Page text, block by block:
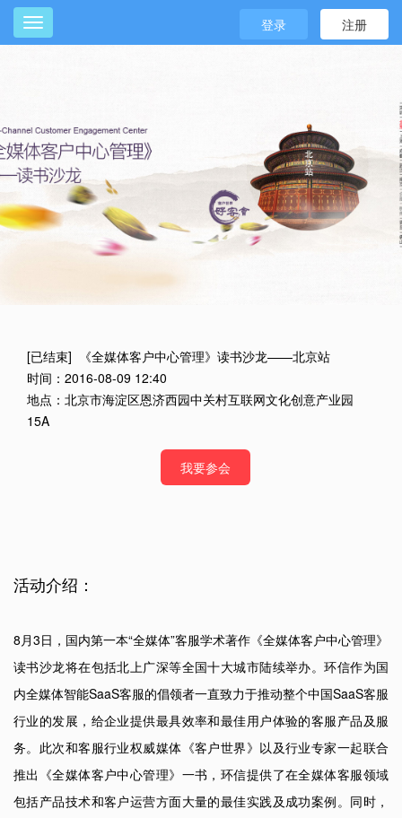
登录 注册
[已结束] 《全媒体客户中心管理》读书沙龙——北京站
时间：2016-08-09 12:40
地点：北京市海淀区恩济西园中关村互联网文化创意产业园
15A
我要参会
活动介绍：
8月3日，国内第一本“全媒体”客服学术著作《全媒体客户中心管理》
读书沙龙将在包括北上广深等全国十大城市陆续举办。环信作为国
内全媒体智能SaaS客服的倡领者一直致力于推动整个中国SaaS客服
行业的发展，给企业提供最具效率和最佳用户体验的客服产品及服
务。此次和客服行业权威媒体《客户世界》以及行业专家一起联合
推出《全媒体客户中心管理》一书，环信提供了在全媒体客服领域
包括产品技术和客户运营方面大量的最佳实践及成功案例。同时，